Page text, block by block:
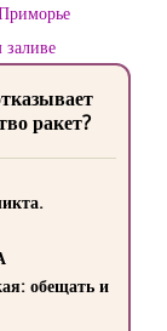
ракет?
обещать и